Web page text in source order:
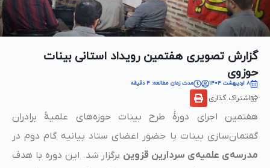
گزارش تصویری هفتمین رویداد استانی بینات
حوزوی
8 اردیبهشت 1404 مدت زمان مطالعه: 4 دقیقه
اشتراک گذاری
هفتمین اجرای دورهٔ طرح بینات حوزه‌های علمیهٔ برادران
گفتمان‌سازی بینات با حضور اعضای ستاد بیانیه گام دوم در
مدرسه‌ی علمیه‌ی سردارین قزوین برگزار شد. این دوره با هدف